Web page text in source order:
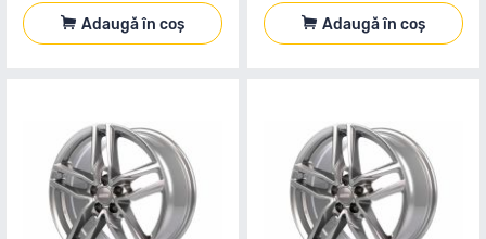
Adaugă în coș Adaugă în coș